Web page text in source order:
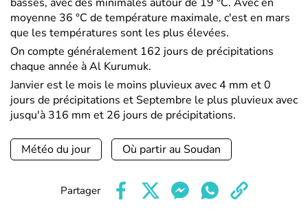
moyenne 36 °C de température maximale, c'est en mars
que les températures sont les plus élevées.
On compte généralement 162 jours de précipitations
chaque année à Al Kurumuk.
Janvier est le mois le moins pluvieux avec 4 mm et 0
jours de précipitations et Septembre le plus pluvieux avec
jusqu'à 316 mm et 26 jours de précipitations.
Météo du jour Où partir au Soudan
Partager